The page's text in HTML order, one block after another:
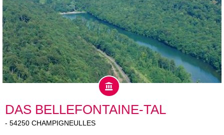
DAS BELLEFONTAINE-TAL
- 54250 CHAMPIGNEULLES